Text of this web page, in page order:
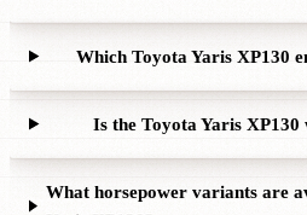
Which Toyota Yaris XP130
Is the Toyota Yaris XP130
What horsepower variants are